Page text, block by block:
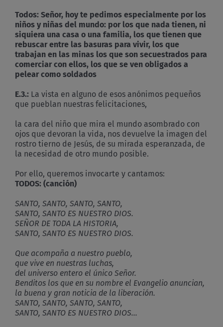
Todos: Señor, hoy te pedimos especialmente por los
niños y niñas del mundo: por los que nada tienen, ni
siquiera una casa o una familia, los que tienen que
rebuscar entre las basuras para vivir, los que
trabajan en las minas los que son secuestrados para
comerciar con ellos, los que se ven obligados a
pelear como soldados
E.3.: La vista en alguno de esos anónimos pequeños
que pueblan nuestras felicitaciones,
la cara del niño que mira el mundo asombrado con
ojos que devoran la vida, nos devuelve la imagen del
rostro tierno de Jesús, de su mirada esperanzada, de
la necesidad de otro mundo posible.
Por ello, queremos invocarte y cantamos:
TODOS: (canción)
SANTO, SANTO, SANTO, SANTO,
SANTO, SANTO ES NUESTRO DIOS.
SEÑOR DE TODA LA HISTORIA,
SANTO, SANTO ES NUESTRO DIOS.
Que acompaña a nuestro pueblo,
que vive en nuestras luchas,
del universo entero el único Señor.
Benditos los que en su nombre el Evangelio anuncian,
la buena y gran noticia de la liberación.
SANTO, SANTO, SANTO, SANTO,
SANTO, SANTO ES NUESTRO DIOS…